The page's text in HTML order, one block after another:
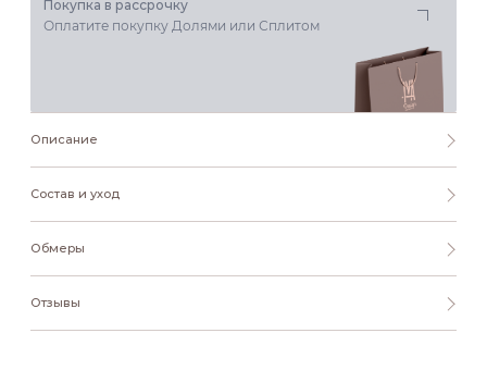
Покупка в рассрочку
Оплатите покупку Долями или Сплитом
Описание
Состав и уход
Обмеры
Отзывы